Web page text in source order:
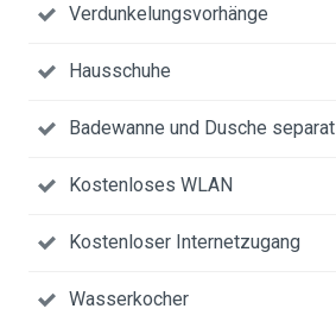
Verdunkelungsvorhänge
Hausschuhe
Badewanne und Dusche separat
Kostenloses WLAN
Kostenloser Internetzugang
Wasserkocher